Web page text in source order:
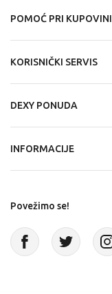
POMOĆ PRI KUPOVINI
KORISNIČKI SERVIS
DEXY PONUDA
INFORMACIJE
Povežimo se!